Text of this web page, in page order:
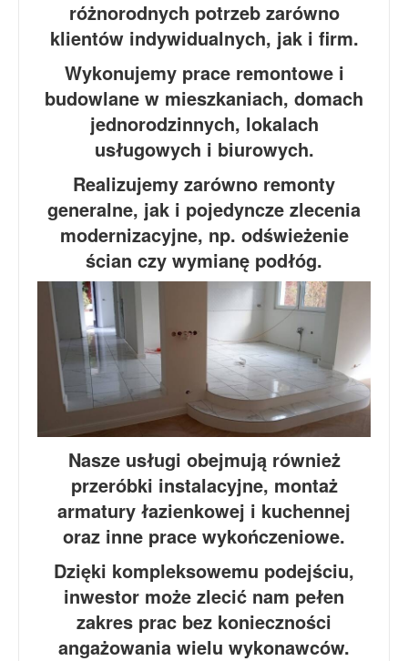
różnorodnych potrzeb zarówno
klientów indywidualnych, jak i firm.
Wykonujemy prace remontowe i
budowlane w mieszkaniach, domach
jednorodzinnych, lokalach
usługowych i biurowych.
Realizujemy zarówno remonty
generalne, jak i pojedyncze zlecenia
modernizacyjne, np. odświeżenie
ścian czy wymianę podłóg.
Nasze usługi obejmują również
przeróbki instalacyjne, montaż
armatury łazienkowej i kuchennej
oraz inne prace wykończeniowe.
Dzięki kompleksowemu podejściu,
inwestor może zlecić nam pełen
zakres prac bez konieczności
angażowania wielu wykonawców.